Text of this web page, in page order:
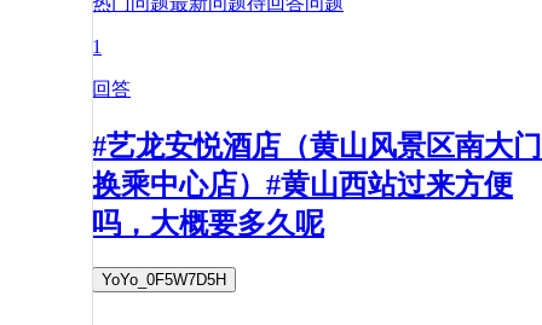
1
回答
#艺龙安悦酒店（黄山风景区南大门
换乘中心店）#黄山西站过来方便
吗，大概要多久呢
YoYo_0F5W7D5H